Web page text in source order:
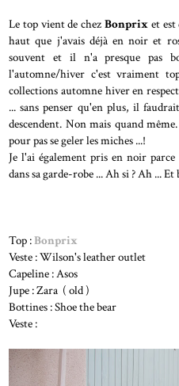
Le top vient de chez Bonprix et
haut que j'avais déjà en noir et
souvent et il n'a presque pas
l'automne/hiver c'est vraiment
collections automne hiver en
... sans penser qu'en plus, il
descendent. Non mais quand
pour pas se geler les miches ...!
Je l'ai également pris en noir
dans sa garde-robe ... Ah si ? Ah ...
Top :Bonprix
Veste : Wilson's leather outlet
Capeline : Asos
Jupe : Zara ( old )
Bottines : Shoe the bear
Veste :